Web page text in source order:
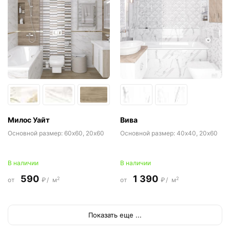
Милос Уайт
Основной размер: 60x60, 20x60
В наличии
от 590 ₽/ м2
Вива
Основной размер: 40x40, 20x60
В наличии
от 1 390 ₽/ м2
Показать еще ...